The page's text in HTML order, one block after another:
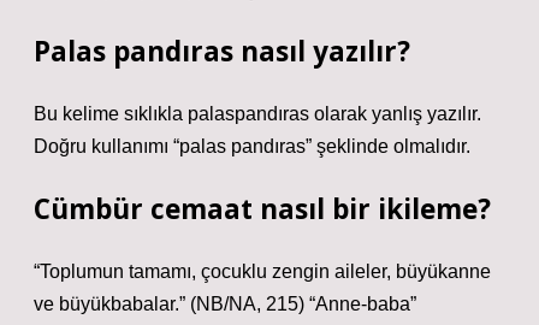
Palas pandıras nasıl yazılır?
Bu kelime sıklıkla palaspandıras olarak yanlış yazılır.
Doğru kullanımı “palas pandıras” şeklinde olmalıdır.
Cümbür cemaat nasıl bir ikileme?
“Toplumun tamamı, çocuklu zengin aileler, büyükanne
ve büyükbabalar.” (NB/NA, 215) “Anne-baba”